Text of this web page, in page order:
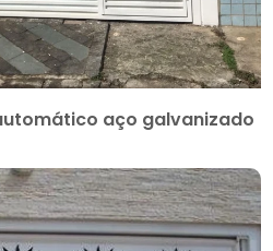
aço galvanizado